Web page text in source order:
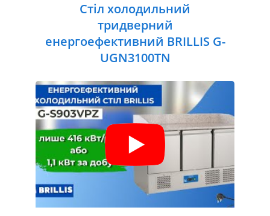
Стіл холодильний
тридверний
енергоефективний BRILLIS G-
UGN3100TN